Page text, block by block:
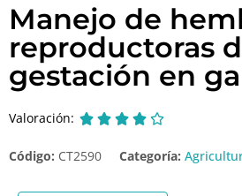
Manejo de
reproductoras
gestación en
Valoración:     
Código: CT2590 Categoría: